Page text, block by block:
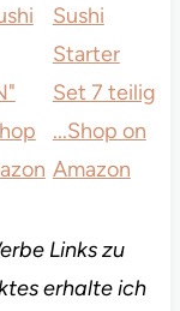
Sushi
Starter
Set 7 teilig
...Shop on
Amazon
Links zu
erhalte ich